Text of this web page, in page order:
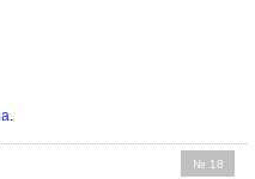
№ 18